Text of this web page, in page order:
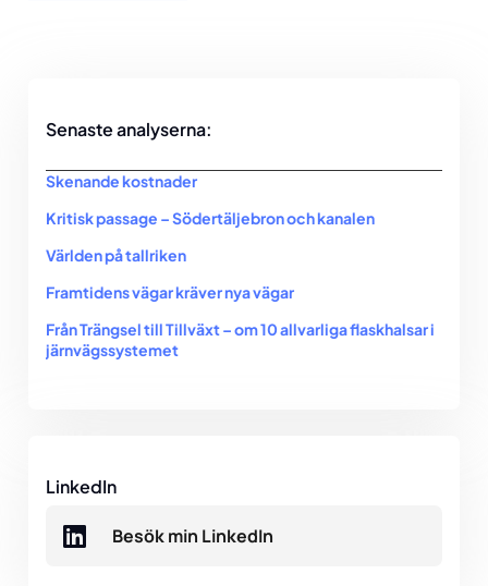
Senaste analyserna:
Skenande kostnader
Kritisk passage – Södertäljebron och kanalen
Världen på tallriken
Framtidens vägar kräver nya vägar
Från Trängsel till Tillväxt – om 10 allvarliga flaskhalsar i
järnvägssystemet
LinkedIn
Besök min LinkedIn